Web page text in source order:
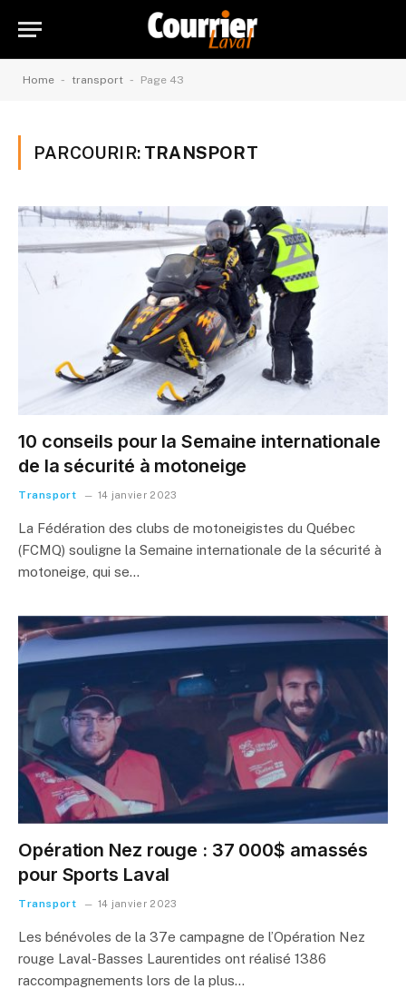
Home - transport - Page 43
PARCOURIR: TRANSPORT
10 conseils pour la Semaine internationale
de la sécurité à motoneige
Transport 14 janvier 2023
La Fédération des clubs de motoneigistes du Québec
(FCMQ) souligne la Semaine internationale de la sécurité à
motoneige, qui se…
Opération Nez rouge : 37 000$ amassés
pour Sports Laval
Transport 14 janvier 2023
Les bénévoles de la 37e campagne de l’Opération Nez
rouge Laval-Basses Laurentides ont réalisé 1386
raccompagnements lors de la plus…